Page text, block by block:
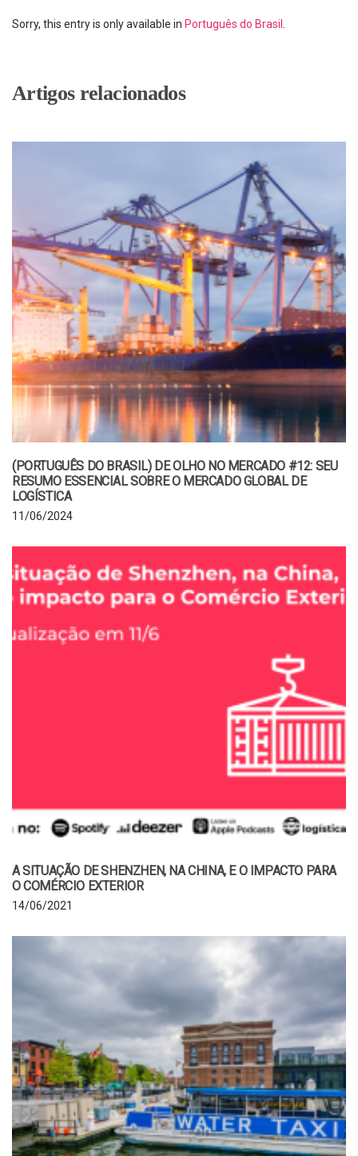
Sorry, this entry is only available in Português do Brasil
Artigos relacionados
(PORTUGUÊS DO BRASIL) DE OLHO NO MERCADO #12: SEU
RESUMO ESSENCIAL SOBRE O MERCADO GLOBAL DE
LOGÍSTICA
11/06/2024
A SITUAÇÃO DE SHENZHEN, NA CHINA, E O IMPACTO PARA
O COMÉRCIO EXTERIOR
14/06/2021